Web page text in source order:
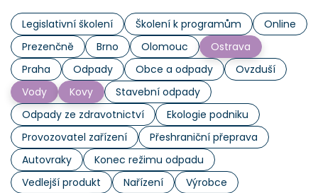
Legislativní školení Školení k programům
Online
Prezenčně
Brno Olomouc
Ostrava
Praha
Odpady Obce a odpady
Ovzduší
Vody
Kovy
Stavební odpady
Odpady ze zdravotnictví
Ekologie podniku
Provozovatel zařízení
Přeshraniční přeprava
Autovraky
Konec režimu odpadu
Vedlejší produkt
Nařízení
Výrobce